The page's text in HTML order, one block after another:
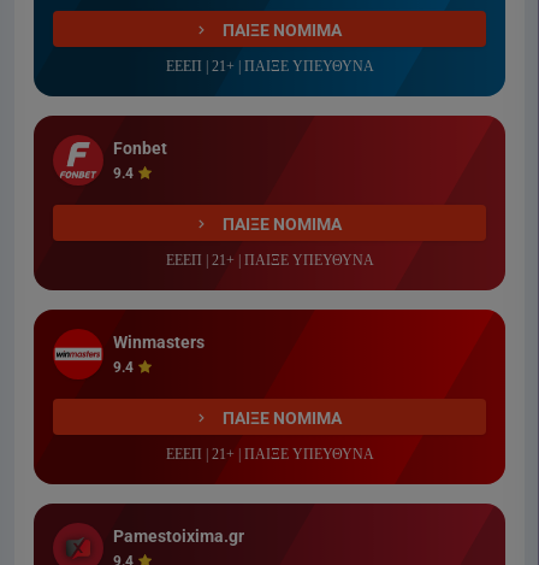
ΠΑΙΞΕ ΝΟΜΙΜΑ
ΕΕΕΠ | 21+ | ΠΑΙΞΕ ΥΠΕΥΘΥΝΑ
Fonbet
9.4
ΠΑΙΞΕ ΝΟΜΙΜΑ
ΕΕΕΠ | 21+ | ΠΑΙΞΕ ΥΠΕΥΘΥΝΑ
Winmasters
9.4
ΠΑΙΞΕ ΝΟΜΙΜΑ
ΕΕΕΠ | 21+ | ΠΑΙΞΕ ΥΠΕΥΘΥΝΑ
Pamestoixima.gr